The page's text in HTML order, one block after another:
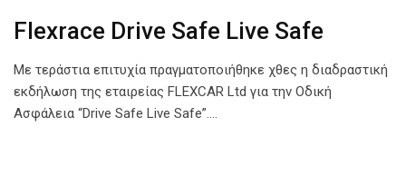
Flexrace Drive Safe Live Safe
Με τεράστια επιτυχία πραγματοποιήθηκε χθες η διαδραστική
εκδήλωση της εταιρείας FLEXCAR Ltd για την Οδική
Ασφάλεια “Drive Safe Live Safe”.…